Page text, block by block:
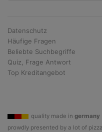
Datenschutz
Häufige Fragen
Beliebte Suchbegriffe
Quiz, Frage Antwort
Top Kreditangebot
quality made in germany
prowdly presented by a lot of